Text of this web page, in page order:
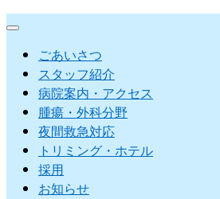
ごあいさつ
スタッフ紹介
病院案内・アクセス
腫瘍・外科分野
夜間救急対応
トリミング・ホテル
採用
お知らせ